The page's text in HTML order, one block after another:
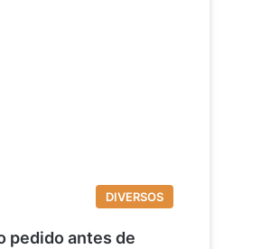
DIVERSOS
pedido antes de